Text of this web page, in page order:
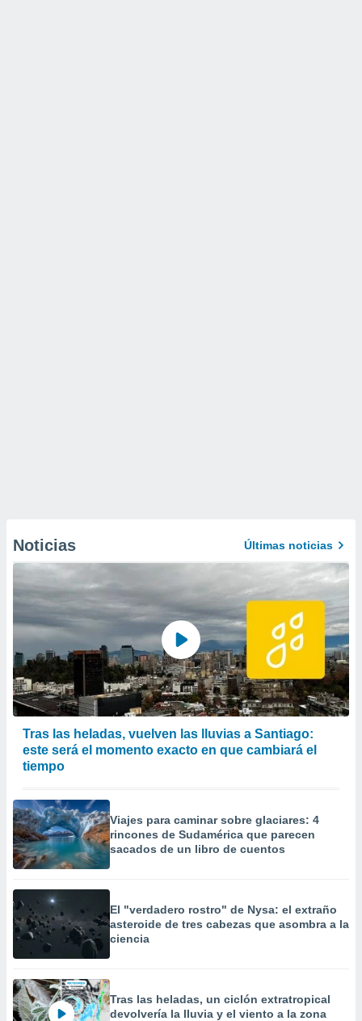
Noticias Últimas noticias
Tras las heladas, vuelven las lluvias a Santiago:
este será el momento exacto en que cambiará el
tiempo
Viajes para caminar sobre glaciares: 4
rincones de Sudamérica que parecen
sacados de un libro de cuentos
El "verdadero rostro" de Nysa: el extraño
asteroide de tres cabezas que asombra a la
ciencia
Tras las heladas, un ciclón extratropical
devolvería la lluvia y el viento a la zona